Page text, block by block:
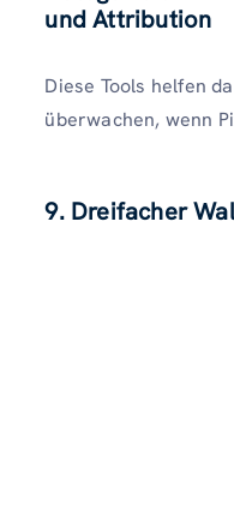
und Attribution
Diese Tools helfen
überwachen, wenn
9. Dreifacher Wal